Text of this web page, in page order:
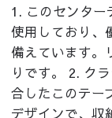
1. このセンター
使用しており、
備えています。
りです。 2. ク
合したこのテー
デザインで、収